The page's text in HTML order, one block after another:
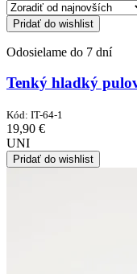
Pridať do wishlist
Odosielame do 7 dní
Tenký hladký
Kód: IT-64-1
19,90 €
UNI
Pridať do wishlist